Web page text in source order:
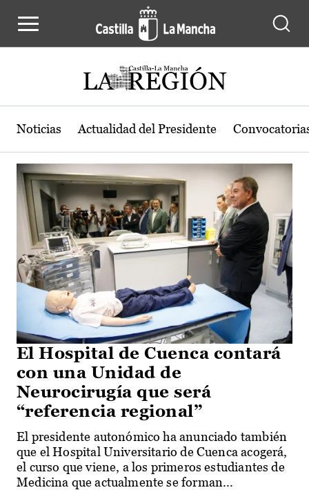
Actualidad de la región de Castilla-
Noticias Actualidad del Presidente
El Hospital de Cuenca contará
con una Unidad de
Neurocirugía que será
“referencia regional”
El presidente autonómico ha anunciado también
que el Hospital Universitario de Cuenca acogerá,
el curso que viene, a los primeros estudiantes de
Medicina que actualmente se forman...